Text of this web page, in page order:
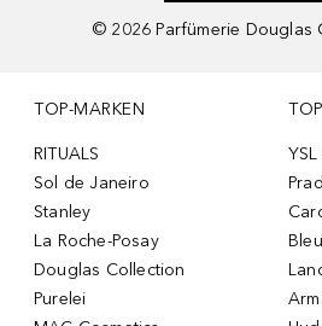
© 2026 Parfümerie Douglas
TOP-MARKEN
RITUALS
Sol de Janeiro
Stanley
La Roche-Posay
Douglas Collection
Purelei